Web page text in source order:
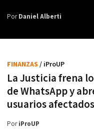
PorDaniel Alberti
La Justicia frena
de WhatsApp y
usuarios afectados
FINANZAS / iProUP
PoriProUP